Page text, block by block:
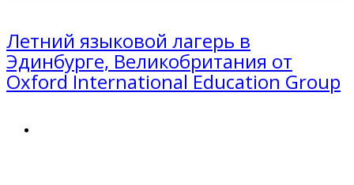
Летний языковой лагерь в
Эдинбурге, Великобритания от
Oxford International Education Group